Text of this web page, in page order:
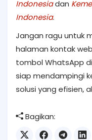
Indonesiadan
Indonesia.
Jangan ragu untuk
halaman kontak
tombol WhatsApp
siap mendampingi
solusi yang efisien,
Bagikan: